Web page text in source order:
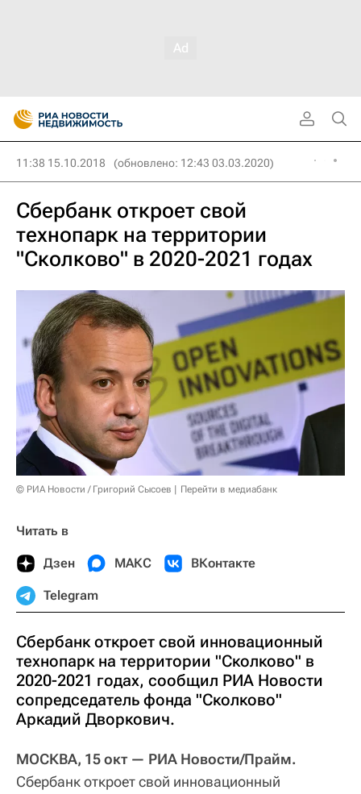
11:38 15.10.2018 (обновлено: 12:43 03.03.2020)
Сбербанк откроет свой
технопарк на территории
"Сколково" в 2020-2021 годах
© РИА Новости / Григорий Сысоев Перейти в медиабанк
Читать в
Дзен МАКС ВКонтакте
Telegram
Сбербанк откроет свой инновационный
технопарк на территории "Сколково" в
2020-2021 годах, сообщил РИА Новости
сопредседатель фонда "Сколково"
Аркадий Дворкович.
МОСКВА, 15 окт — РИА Новости/Прайм.
Сбербанк откроет свой инновационный